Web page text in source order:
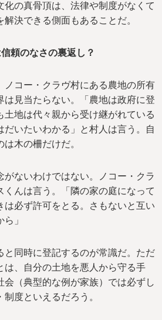
化の真骨頂は、法律や制度がなくて
決できる側面もあることだ。
頼のなさの裏返し？
ノコー・クラヴ村にある農地の所有
は見当たらない。「農地は政府に登
土地は代々親から受け継がれている
だいたいわかる」と村人は言う。自
木の柵だけだ。
がないわけではない。ノコー・クラ
くんは言う。「隣の家の庭になって
は必ず許可をとる。さもないと互い
」
と同時に登記するのが常識だ。ただ
は、自分の土地を悪人から守る手
会（典型的な例が家族）では必ずし
度といえるだろう。